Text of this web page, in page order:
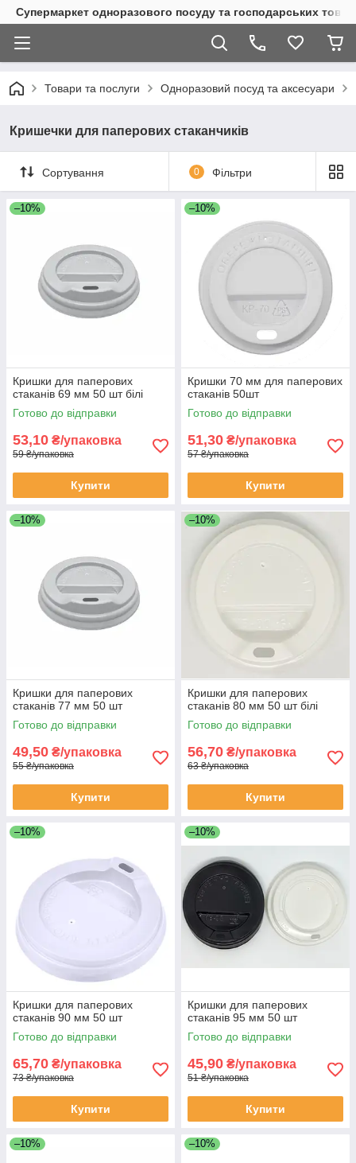
Супермаркет одноразового посуду та господарських
Товари та послуги Одноразовий посуд та аксесуари
Кришечки для паперових стаканчиків
Сортування 0 Фільтри
–10%
Кришки для паперових
стаканів 69 мм 50 шт білі
Готово до відправки
53,10 ₴/упаковка
59 ₴/упаковка
Купити
–10%
Кришки 70 мм для паперових
стаканів 50шт
Готово до відправки
51,30 ₴/упаковка
57 ₴/упаковка
Купити
–10%
Кришки для паперових
стаканів 77 мм 50 шт
Готово до відправки
49,50 ₴/упаковка
55 ₴/упаковка
Купити
–10%
Кришки для паперових
стаканів 80 мм 50 шт білі
Готово до відправки
56,70 ₴/упаковка
63 ₴/упаковка
Купити
–10%
Кришки для паперових
стаканів 90 мм 50 шт
Готово до відправки
65,70 ₴/упаковка
73 ₴/упаковка
Купити
–10%
Кришки для паперових
стаканів 95 мм 50 шт
Готово до відправки
45,90 ₴/упаковка
51 ₴/упаковка
Купити
–10% –10%